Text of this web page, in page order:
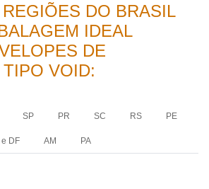
DO BRASIL
IDEAL
DE
VOID:
SP PR SC RS PE
e DF AM PA